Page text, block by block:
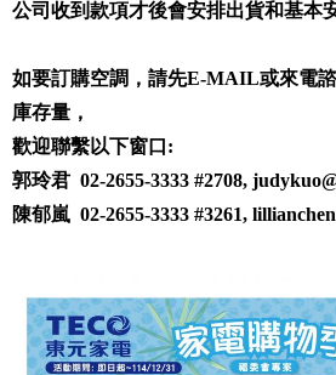
公司收到款項才後會安排出貨和基本
如要訂購空調，請先E-MAIL或來電
庫存量，
歡迎聯繫以下窗口:
郭玲君 02-2655-3333 #2708,
陳郁嵐 02-2655-3333 #3261,